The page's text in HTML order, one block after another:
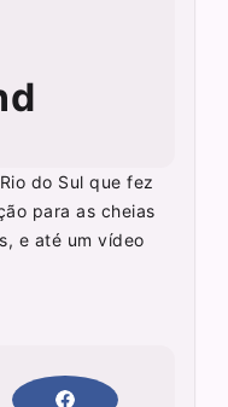
do Sul que fez
para as cheias
e até um vídeo